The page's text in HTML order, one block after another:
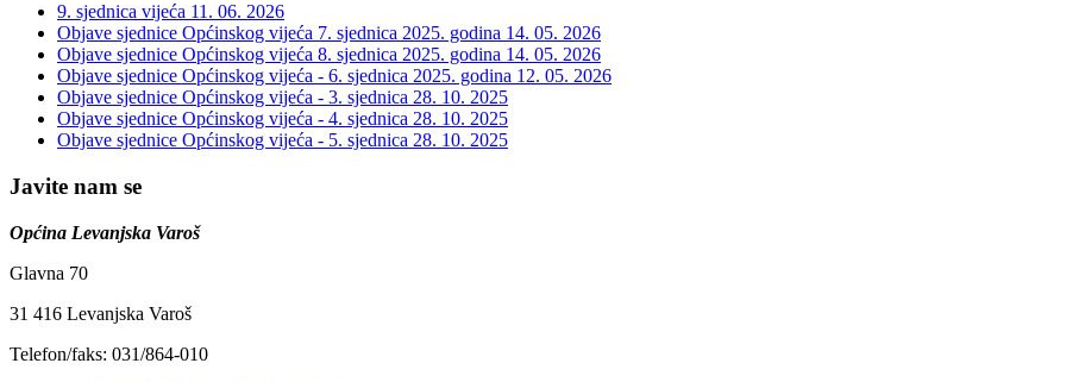
9. sjednica vijeća 11. 06. 2026
Objave sjednice Općinskog vijeća 7. sjednica 2025. godina 14. 05. 2026
Objave sjednice Općinskog vijeća 8. sjednica 2025. godina 14. 05. 2026
Objave sjednice Općinskog vijeća - 6. sjednica 2025. godina 12. 05. 2026
Objave sjednice Općinskog vijeća - 3. sjednica 28. 10. 2025
Objave sjednice Općinskog vijeća - 4. sjednica 28. 10. 2025
Objave sjednice Općinskog vijeća - 5. sjednica 28. 10. 2025
Javite nam se
Općina Levanjska Varoš
Glavna 70
31 416 Levanjska Varoš
Telefon/faks: 031/864-010